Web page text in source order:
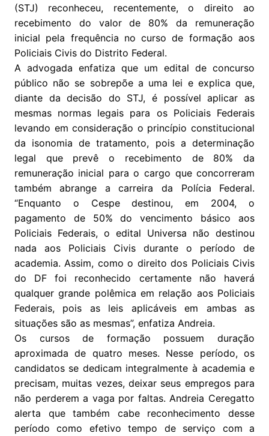
(STJ) reconheceu, recentemente, o direito ao
recebimento do valor de 80% da remuneração
inicial pela frequência no curso de formação aos
Policiais Civis do Distrito Federal.
A advogada enfatiza que um edital de concurso
público não se sobrepõe a uma lei e explica que,
diante da decisão do STJ, é possível aplicar as
mesmas normas legais para os Policiais Federais
levando em consideração o princípio constitucional
da isonomia de tratamento, pois a determinação
legal que prevê o recebimento de 80% da
remuneração inicial para o cargo que concorreram
também abrange a carreira da Polícia Federal.
“Enquanto o Cespe destinou, em 2004, o
pagamento de 50% do vencimento básico aos
Policiais Federais, o edital Universa não destinou
nada aos Policiais Civis durante o período de
academia. Assim, como o direito dos Policiais Civis
do DF foi reconhecido certamente não haverá
qualquer grande polêmica em relação aos Policiais
Federais, pois as leis aplicáveis em ambas as
situações são as mesmas”, enfatiza Andreia.
Os cursos de formação possuem duração
aproximada de quatro meses. Nesse período, os
candidatos se dedicam integralmente à academia e
precisam, muitas vezes, deixar seus empregos para
não perderem a vaga por faltas. Andreia Ceregatto
alerta que também cabe reconhecimento desse
período como efetivo tempo de serviço com a